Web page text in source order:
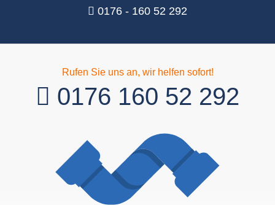
0176 - 160 52 292
Rufen Sie uns an, wir helfen sofort!
0176 160 52 292